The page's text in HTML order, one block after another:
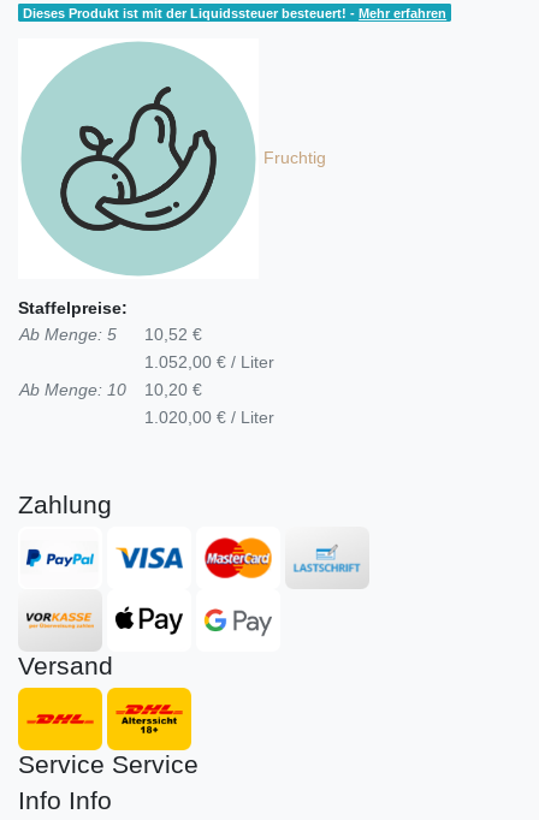
Dieses Produkt ist mit der Liquidssteuer besteuert! -Mehr erfahren
Fruchtig
Staffelpreise:
Ab Menge: 5
10,52 €
1.052,00 € / Liter
Ab Menge: 10
10,20 €
1.020,00 € / Liter
Zahlung
Versand
Service Service
Info Info